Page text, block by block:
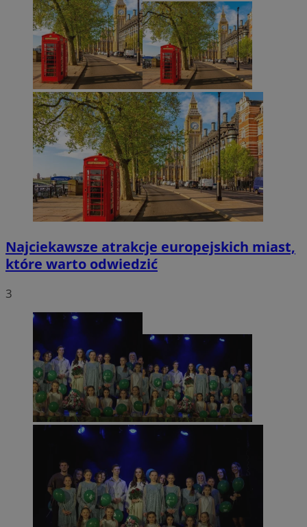
Najciekawsze atrakcje europejskich miast,
które warto odwiedzić
3